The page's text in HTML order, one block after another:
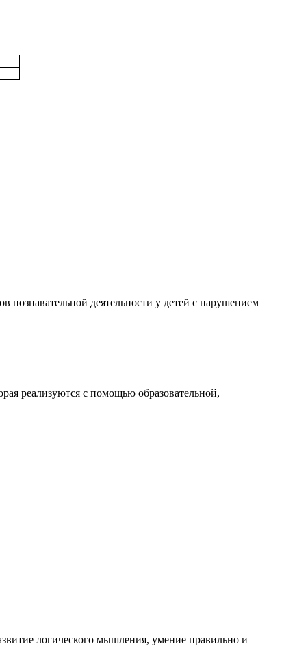
деятельности у детей с нарушением
реализуются с помощью образовательной,
логического мышления, умение правильно и